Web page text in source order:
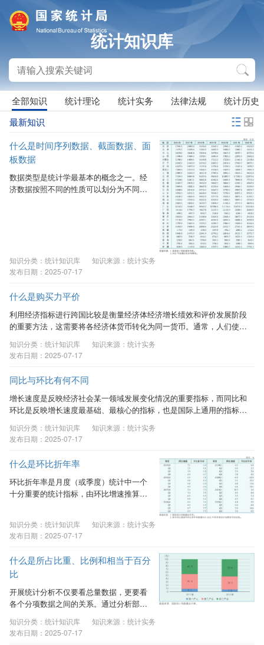
统计知识库
全部知识 统计理论 统计实务 法律法规
统计历史
最新知识
什么是时间序列数据、截面数据、面
板数据
数据类型是统计学最基本的概念之一。经
济数据按照不同的性质可以划分为不同的
对同一经济个体的变量在不同时间连续观
察所取得的数据。它主要反映研究对象随
历史发展规律。如改革开放以来我国国内
居民人均可支配收入数据等。 2．截面数
据（...
知识分类：统计知识库
知识来源：统计实务
发布日期：2025-07-17
什么是购买力平价
利用经济指标进行跨国比较是衡量经济体经济增长绩效和评价发展阶段
的重要方法，这需要将各经济体货币转化为同一货币。通常，人们使用
易受国际资本流动、宏观经济波动的影响，只体现了不同经济体可贸易
品间的比价关系，未能消除经济体间价格水平差异，利用汇率进行国际
比较在一定程度上扭曲了比较结果。为克服汇率作为货币转换因子的弊
端，经济学家发明了“购买力平价（Purchasing Power Parity，简称
PPP）”这一指标。 一、...
知识分类：统计知识库
知识来源：统计实务
发布日期：2025-07-17
同比与环比有何不同
增长速度是反映经济社会某一领域发展变化情况的重要指标，而同比和
环比是反映增长速度最基础、最核心的指标，也是国际上通用的指标。
示某一事物在对比期内发展变化的方向和程度。 一、同比基本概念 同
比是以上年同期为基期相比较，即本期某一时间段（点）与上年某一时
间段（点）相比，可以理解为今年第n月与去年第n月的比较。如，2022
年12月份与2021年12月份相比较，2022年上半年与2021年上半年相比
较就是同比。...
知识分类：统计知识库
知识来源：统计实务
发布日期：2025-07-17
什么是环比折年率
环比折年率是月度（或季度）统计中一个
十分重要的统计指标，由环比增速推算得
势变化灵敏度更高，在统计分析、趋势预
测等领域有着广泛应用。 一、环比折年率
标的增长速度按照对比基期不同，可以分
为同比增速和环比增速。同比增速的对比
基期是上年同期，环比增速的对比基期是
相邻的上一个时期。环比折年率的含义
是，如果按当月或者当季环比速度增长，
在未来一年中这一指标的增长趋势。
二、...
知识分类：统计知识库
知识来源：统计实务
发布日期：2025-07-17
什么是所占比重、比例和相当于百分
比
开展统计分析不仅要看总量数据，更要看
各个分项数据之间的关系。通过分析部分
究数据之间的协调性和平衡性，从而更好
更精准地分析数据。 一、所占比重的应用
知识分类：统计知识库
知识来源：统计实务
发布日期：2025-07-17